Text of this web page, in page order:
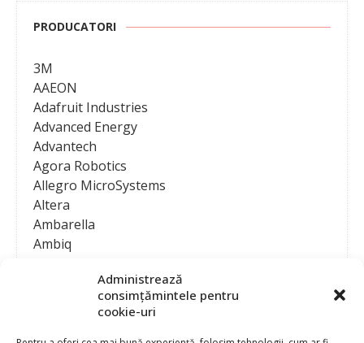
Administrează
consimțămintele pentru
cookie-uri
PRODUCATORI
3M
AAEON
Adafruit Industries
Advanced Energy
Advantech
Agora Robotics
Allegro MicroSystems
Altera
Ambarella
Ambiq
Analog Devices
Anritsu Corporation